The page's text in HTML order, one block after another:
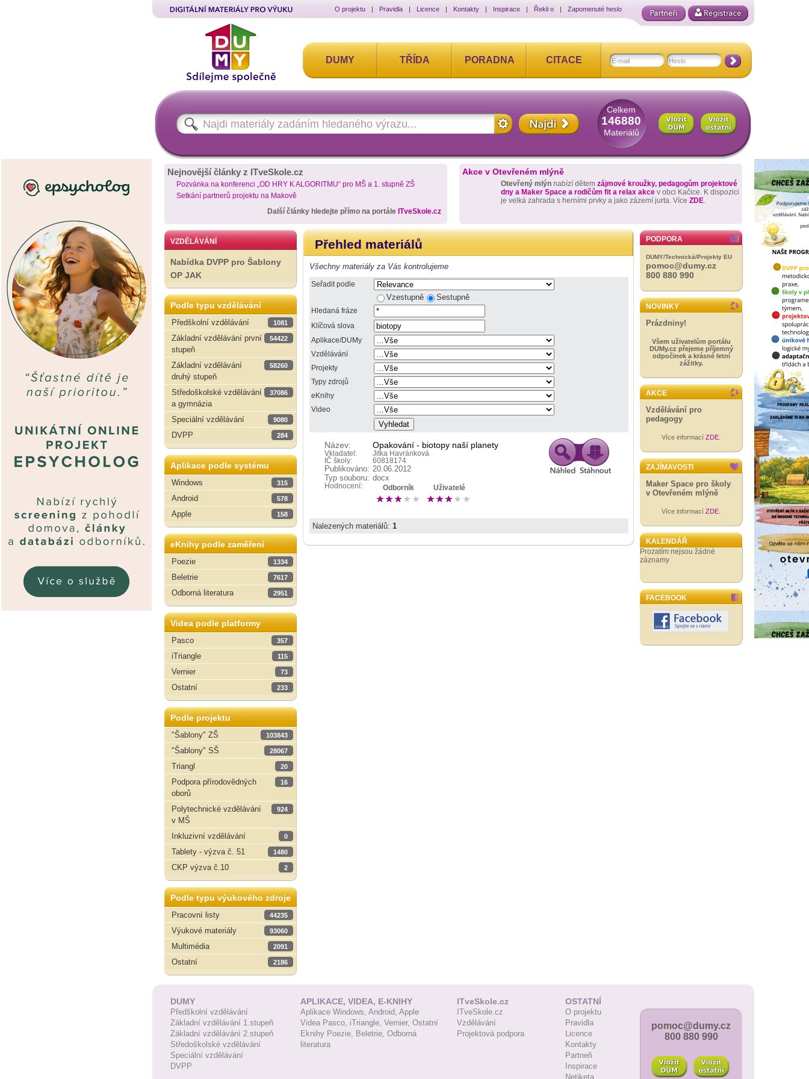
O projektu | Pravidla | Licence | Kontakty | Inspirace | Řekli o | Zapomenuté heslo
DUMY TŘÍDA PORADNA CITACE
Celkem
146880
Materiálů
Nejnovější články z ITveSkole.cz
Pozvánka na konferenci „OD HRY K ALGORITMU“ pro MŠ a 1. stupně ZŠ
Setkání partnerů projektu na Makově
Další články hledejte přímo na portále ITveSkole.cz
Akce v Otevřeném mlýně
Otevřený mlýn nabízí dětem zájmové kroužky, pedagogům projektové
dny a Maker Space a rodičům fit a relax akce v obci Kačice. K dispozici
je velká zahrada s herními prvky a jako zázemí jurta. Více ZDE.
VZDĚLÁVÁNÍ
Nabídka DVPP pro Šablony
OP JAK
Podle typu vzdělávání
Předškolní vzdělávání
1081
Základní vzdělávání první
stupeň
54422
Základní vzdělávání
druhý stupeň
58260
Středoškolské vzdělávání
a gymnázia
37086
Speciální vzdělávání 9080
DVPP 284
Aplikace podle systému
Windows
315
Android 578
Apple 158
eKnihy podle zaměření
Poezie
1334
Beletrie 7617
Odborná literatura 2951
Videa podle platformy
Pasco
357
iTriangle 115
Vernier 73
Ostatní 233
Podle projektu
"Šablony" ZŠ
103843
"Šablony" SŠ 28067
Triangl 20
Podpora přírodovědných
oborů
16
Polytechnické vzdělávání
v MŠ
924
Inkluzivní vzdělávání 0
Tablety - výzva č. 51 1480
CKP výzva č.10 2
Podle typu výukového zdroje
Pracovní listy
44235
Výukové materiály 93060
Multimédia 2091
Ostatní 2186
Přehled materiálů
Všechny materiály za Vás kontrolujeme
Seřadit podle
Vzestupně Sestupně
Hledaná fráze
Klíčová slova
Aplikace/DUMy
Vzdělávání
Projekty
Typy zdrojů
eKnihy
Video
Název: Opakování - biotopy naší planety
Vkladatel:
Jitka Havránková
IČ školy:
60818174
Publikováno: 20.06.2012
Typ souboru: docx
Hodnocení: Odborník Uživatelé
Nalezených materiálů: 1
PODPORA
DUMY/Technická/Projekty EU
pomoc@dumy.cz
800 880 990
NOVINKY
Prázdniny!
Všem uživatelům portálu
DUMy.cz přejeme příjemný
odpočinek a krásné letní
zážitky.
AKCE
Vzdělávání pro
pedagogy
Více informací ZDE
ZAJÍMAVOSTI
Maker Space pro školy
v Otevřeném mlýně
Více informací ZDE
KALENDÁŘ
Prozatím nejsou žádné
záznamy
FACEBOOK
DUMY
Předškolní vzdělávání
Základní vzdělávání 1.stupeň
Základní vzdělávání 2.stupeň
Středoškolské vzdělávání
Speciální vzdělávání
DVPP
APLIKACE, VIDEA, E-KNIHY
Aplikace Windows, Android, Apple
Videa Pasco, iTriangle, Vernier, Ostatní
Eknihy Poezie, Beletrie, Odborná
literatura
ITveSkole.cz
ITveSkole.cz
Vzdělávání
Projektová podpora
OSTATNÍ
O projektu
Pravidla
Licence
Kontakty
Partneři
Inspirace
Netiketa
pomoc@dumy.cz
800 880 990